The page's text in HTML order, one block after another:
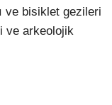
ve bisiklet gezileri
ve arkeolojik